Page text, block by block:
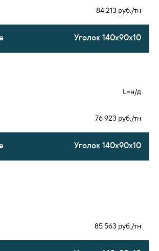
84 213 руб./тн
Уголок 140х90х10
L=н/д
76 923 руб./тн
Уголок 140х90х10
85 563 руб./тн